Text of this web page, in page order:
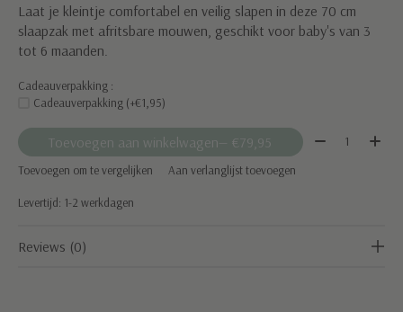
Laat je kleintje comfortabel en veilig slapen in deze 70 cm
slaapzak met afritsbare mouwen, geschikt voor baby's van 3
tot 6 maanden.
Cadeauverpakking :
Cadeauverpakking (+€1,95)
Toevoegen aan winkelwagen — €79,95 Aantal:
Toevoegen om te vergelijken Aan verlanglijst toevoegen
Levertijd: 1-2 werkdagen
Reviews (0)